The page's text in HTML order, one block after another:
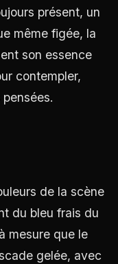
présent, un
même figée, la
son essence
contempler,
de la scène
du bleu frais du
mesure que le
gelée, avec